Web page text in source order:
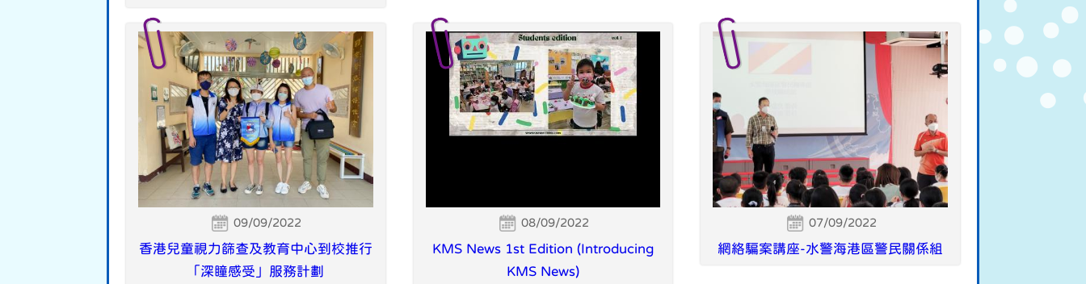
09/09/2022
香港兒童視力篩查及教育中心到校推行
「深瞳感受」服務計劃
08/09/2022
KMS News 1st Edition (Introducing
KMS News)
07/09/2022
網絡騙案講座-水警海港區警民關係組